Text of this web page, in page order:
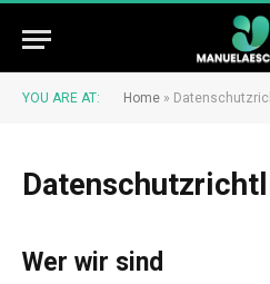
YOU ARE AT: Home »
Wer wir sind